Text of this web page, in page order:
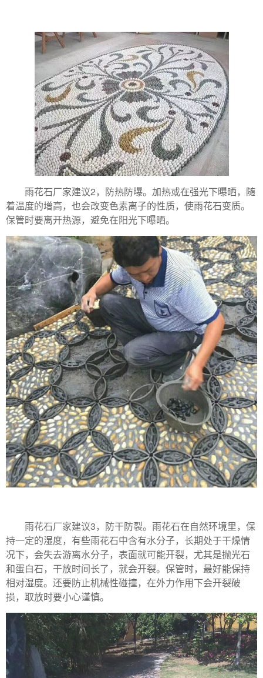
雨花石厂家建议2，防热防曝。加热或在强光下曝晒，随
着温度的增高，也会改变色素离子的性质，使雨花石变质。
保管时要离开热源，避免在阳光下曝晒。
雨花石厂家建议3，防干防裂。雨花石在自然环境里，保
持一定的湿度，有些雨花石中含有水分子，长期处于干燥情
况下，会失去游离水分子，表面就可能开裂，尤其是抛光石
和蛋白石，干放时间长了，就会开裂。保管时，最好能保持
相对湿度。还要防止机械性碰撞，在外力作用下会开裂破
损，取放时要小心谨慎。